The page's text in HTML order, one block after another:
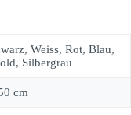
Weiss, Rot, Blau,
Silbergrau
cm